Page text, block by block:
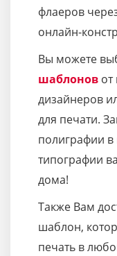
флаеров
онлайн-
Вы можете
шаблонов
дизайнеров
для печати.
полиграфии
типографии
дома!
Также Вам
шаблон,
печать в